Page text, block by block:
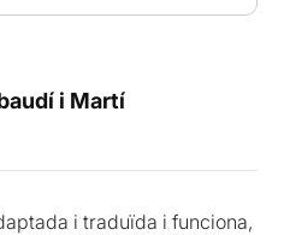
i Martí
i traduïda i funciona,